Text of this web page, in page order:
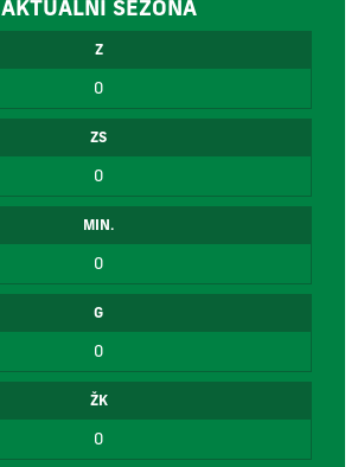
AKTUÁLNÍ SEZÓNA
Z
0
ZS
0
MIN.
0
G
0
ŽK
0